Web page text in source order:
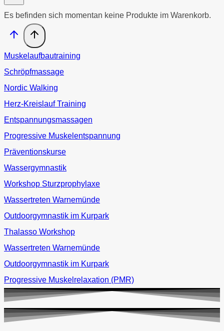
Es befinden sich momentan keine Produkte im Warenkorb.
Muskelaufbautraining
Schröpfmassage
Nordic Walking
Herz-Kreislauf Training
Entspannungsmassagen
Progressive Muskelentspannung
Präventionskurse
Wassergymnastik
Workshop Sturzprophylaxe
Wassertreten Warnemünde
Outdoorgymnastik im Kurpark
Thalasso Workshop
Wassertreten Warnemünde
Outdoorgymnastik im Kurpark
Progressive Muskelrelaxation (PMR)